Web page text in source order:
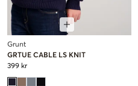
Grunt
GRTUE CABLE LS KNIT
399 kr